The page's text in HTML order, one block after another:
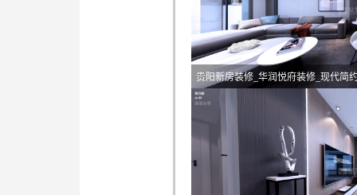
贵阳新房装修_华润悦府装修_现代简